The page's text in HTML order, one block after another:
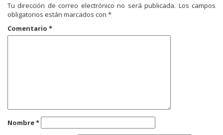
Tu dirección de correo electrónico no será publicada. Los campos
obligatorios están marcados con *
Comentario *
Nombre*